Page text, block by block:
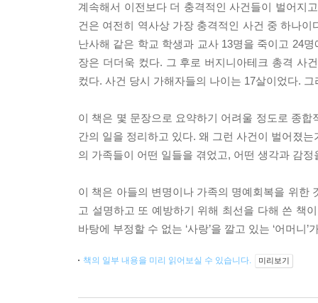
계속해서 이전보다 더 충격적인 사건들이 벌어지
건은 여전히 역사상 가장 충격적인 사건 중 하나
난사해 같은 학교 학생과 교사 13명을 죽이고 24
장은 더더욱 컸다. 그 후로 버지니아테크 총격 사
컸다. 사건 당시 가해자들의 나이는 17살이었다.
이 책은 몇 문장으로 요약하기 어려울 정도로 종
간의 일을 정리하고 있다. 왜 그런 사건이 벌어졌
의 가족들이 어떤 일들을 겪었고, 어떤 생각과 감
이 책은 아들의 변명이나 가족의 명예회복을 위한
고 설명하고 또 예방하기 위해 최선을 다해 쓴 책
바탕에 부정할 수 없는 ‘사랑’을 깔고 있는 ‘어머
책의 일부 내용을 미리 읽어보실 수 있습니다. 미리보기